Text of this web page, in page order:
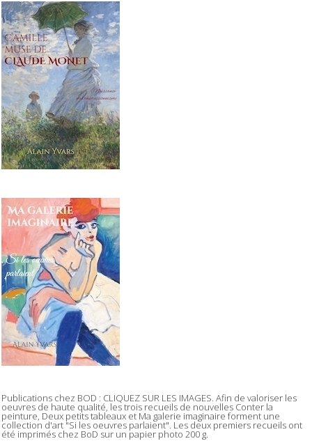
Publications chez BOD : CLIQUEZ SUR LES IMAGES. Afin de valoriser les
oeuvres de haute qualité, les trois recueils de nouvelles Conter la
peinture, Deux petits tableaux et Ma galerie imaginaire forment une
collection d'art "Si les oeuvres parlaient". Les deux premiers recueils ont
été imprimés chez BoD sur un papier photo 200 g.